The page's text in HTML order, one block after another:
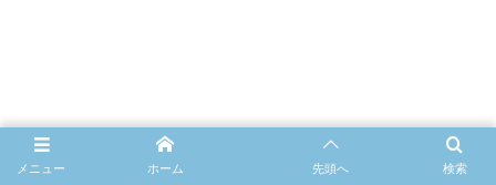
メニュー 検索
ホーム 先頭へ